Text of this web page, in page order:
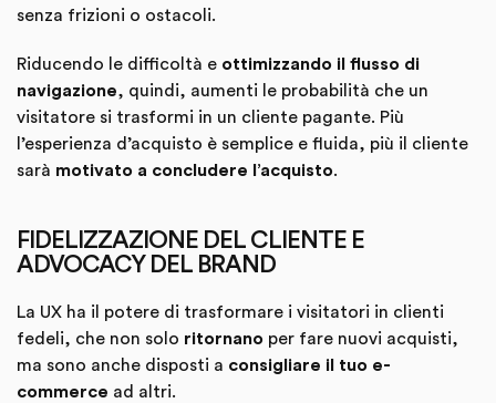
senza frizioni o ostacoli.
Riducendo le difficoltà e ottimizzando il flusso di
navigazione, quindi, aumenti le probabilità che un
visitatore si trasformi in un cliente pagante. Più
l’esperienza d’acquisto è semplice e fluida, più il cliente
sarà motivato a concludere l’acquisto.
FIDELIZZAZIONE DEL CLIENTE E
ADVOCACY DEL BRAND
La UX ha il potere di trasformare i visitatori in clienti
fedeli, che non solo ritornano per fare nuovi acquisti,
ma sono anche disposti a consigliare il tuo e-
commerce ad altri.